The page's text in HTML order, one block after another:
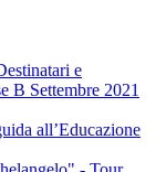
e
B Settembre 2021
all’Educazione